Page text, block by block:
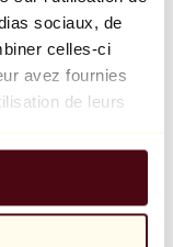
sociaux, de
celles-ci
avez fournies
de leurs